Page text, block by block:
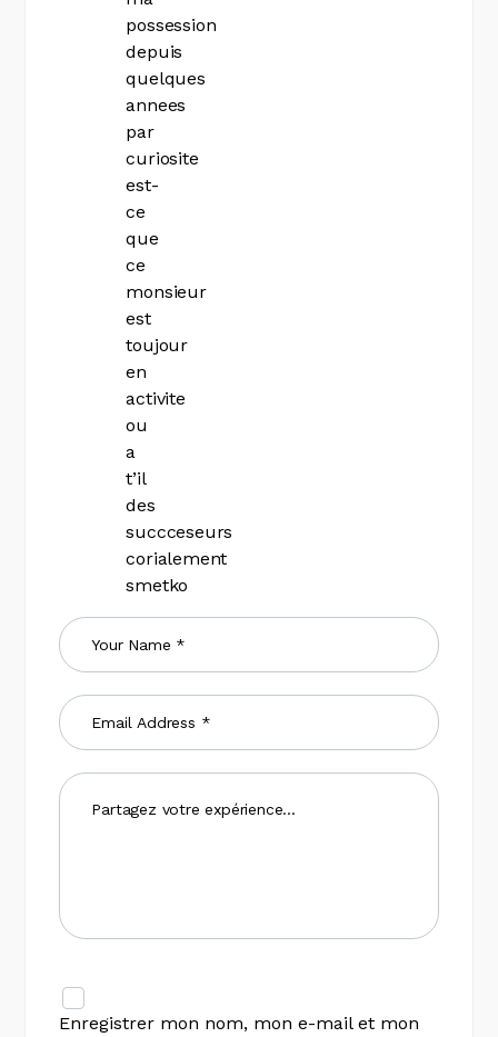
possession
depuis
quelques
annees
par
curiosite
est-
ce
que
ce
monsieur
est
toujour
en
activite
ou
a
t’il
des
succceseurs
corialement
smetko
Enregistrer mon nom, mon e-mail et mon